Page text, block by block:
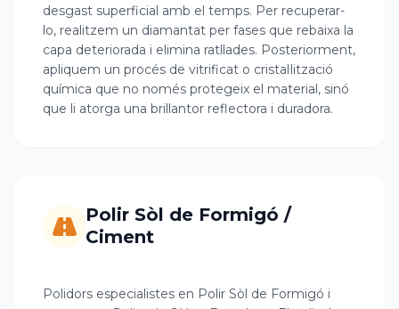
desgast superficial amb el temps. Per recuperar-
lo, realitzem un diamantat per fases que rebaixa la
capa deteriorada i elimina ratllades. Posteriorment,
apliquem un procés de vitrificat o cristal·lització
química que no només protegeix el material, sinó
que li atorga una brillantor reflectora i duradora.
Polir Sòl de Formigó /
Ciment
Polidors especialistes en Polir Sòl de Formigó i